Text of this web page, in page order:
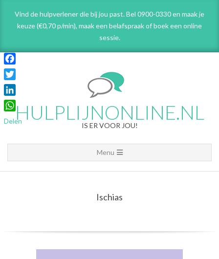
content
Vind de hulpverlener die bij jou past. Bel 0900-0330 en maak je
keuze (€0,70 p/min), maak een belafspraakof boek een online
sessie.
HULPLIJNONLINE.NL
IS ER VOOR JOU!
Navigation
Menu
Menu
Ischias
Facebook
Twitter
LinkedIn
WhatsApp
Delen